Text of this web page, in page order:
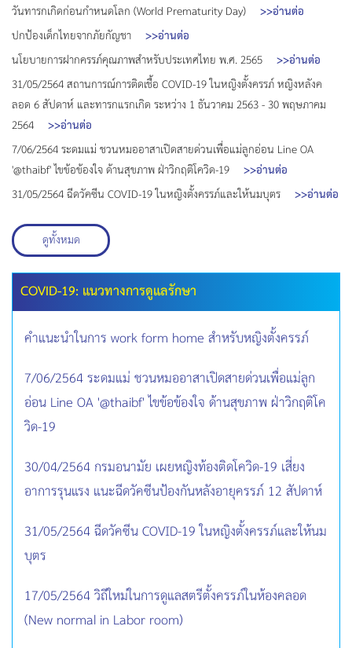
วันทารกเกิดก่อนกำหนดโลก (World Prematurity Day) >>อ่านต่อ
ปกป้องเด็กไทยจากภัยกัญชา >>อ่านต่อ
นโยบายการฝากครรภ์คุณภาพสำหรับประเทศไทย พ.ศ. 2565 >>อ่านต่อ
31/05/2564 สถานการณ์การติดเชื้อ COVID-19 ในหญิงตั้งครรภ์ หญิงหลังค
ลอด 6 สัปดาห์ และทารกแรกเกิด ระหว่าง 1 ธันวาคม 2563 - 30 พฤษภาคม
2564 >>อ่านต่อ
7/06/2564 ระดมแม่ ชวนหมออาสาเปิดสายด่วนเพื่อแม่ลูกอ่อน Line OA
'@thaibf' ไขข้อข้องใจ ด้านสุขภาพ ฝ่าวิกฤติโควิด-19 >>อ่านต่อ
31/05/2564 ฉีดวัคซีน COVID-19 ในหญิงตั้งครรภ์และให้นมบุตร >>อ่านต่อ
ดูทั้งหมด
COVID-19: แนวทางการดูแลรักษา
คำแนะนำในการ work form home สำหรับหญิงตั้งครรภ์
7/06/2564 ระดมแม่ ชวนหมออาสาเปิดสายด่วนเพื่อแม่ลูก
อ่อน Line OA '@thaibf' ไขข้อข้องใจ ด้านสุขภาพ ฝ่าวิกฤติโค
วิด-19
30/04/2564 กรมอนามัย เผยหญิงท้องติดโควิด-19 เสี่ยง
อาการรุนแรง แนะฉีดวัคซีนป้องกันหลังอายุครรภ์ 12 สัปดาห์
31/05/2564 ฉีดวัคซีน COVID-19 ในหญิงตั้งครรภ์และให้นม
บุตร
17/05/2564 วิถีใหม่ในการดูแลสตรีตั้งครรภ์ในห้องคลอด
(New normal in Labor room)